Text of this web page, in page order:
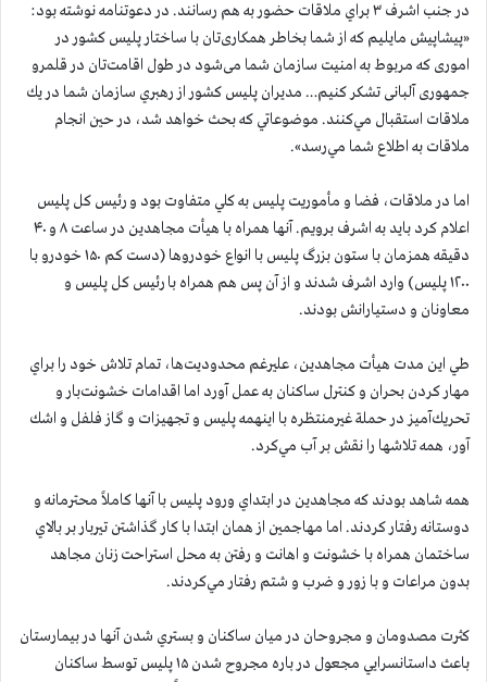
در جنب اشرف ۳ براي ملاقات حضور به هم رسانند. در دعوتنامه نوشته بود:
«پیشاپیش مایلیم که از شما بخاطر همکاری‌تان با ساختار پلیس کشور در
اموری که مربوط به امنیت سازمان شما می‌شود در طول اقامت‌تان در قلمرو
جمهوری آلبانی تشکر کنیم… مديران پليس كشور از رهبري سازمان شما در يك
ملاقات استقبال مي‌كنند. موضوعاتي كه بحث خواهد شد، در حين انجام
ملاقات به اطلاع شما مي‌رسد».
اما در ملاقات، فضا و مأموريت پليس به كلي متفاوت بود و رئيس كل پليس
اعلام كرد بايد به اشرف برويم. آنها همراه با هيأت مجاهدين در ساعت ۸ و ۴۰
دقيقه همزمان با ستون بزرگ پليس با انواع خودروها (دست كم ۱۵۰ خودرو با
۱۲۰۰ پليس) وارد اشرف شدند و از آن پس هم همراه با رئيس كل پليس و
معاونان و دستيارانش بودند.
طي اين مدت هيأت مجاهدين، عليرغم محدوديت‌ها، تمام تلاش خود را براي
مهار كردن بحران و كنترل ساكنان به عمل آورد اما اقدامات خشونت‌بار و
تحريك‌آميز در حملة غيرمنتظره با اينهمه پليس و تجهيزات و گاز فلفل و اشك
آور، همه تلاشها را نقش بر آب مي‌كرد.
همه شاهد بودند كه مجاهدين در ابتداي ورود پليس با آنها كاملاً محترمانه و
دوستانه رفتار كردند. اما مهاجمين از همان ابتدا با كار گذاشتن تيربار بر بالاي
ساختمان همراه با خشونت و اهانت و رفتن به محل استراحت زنان مجاهد
بدون مراعات و با زور و ضرب و شتم رفتار مي‌كردند.
كثرت مصدومان و مجروحان در ميان ساكنان و بستري شدن آنها در بيمارستان
باعث داستانسرايي مجعول در باره مجروح شدن ۱۵ پليس توسط ساكنان